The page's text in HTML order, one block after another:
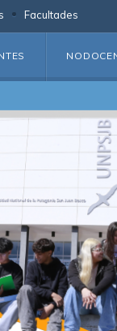
Facultades